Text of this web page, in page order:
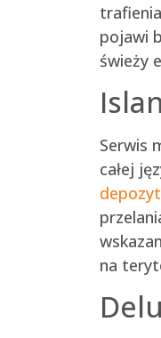
pojawi
świeży
Serwis
całej
depozyt
na